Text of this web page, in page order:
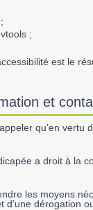
;
est le
et
qu’en vertu
a droit à la
les moyens
d’une dérogation